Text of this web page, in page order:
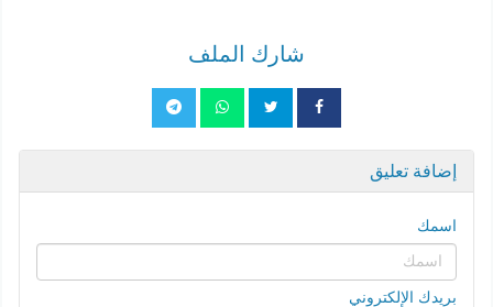
شارك الملف
إضافة تعليق
اسمك
بريدك الإلكتروني